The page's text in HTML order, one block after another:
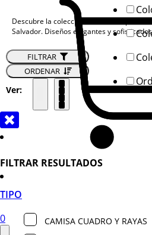
0
Descubre la colección de camisas para
Salvador. Diseños elegantes y
FILTRAR
ORDENAR
Ver:
FILTRAR RESULTADOS
TIPO
CAMISA CUADRO Y RAYAS